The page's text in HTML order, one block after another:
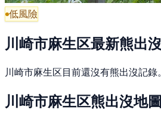
低風險
川崎市麻生区最新熊出
川崎市麻生区目前還沒有熊出沒記錄。
川崎市麻生区熊出沒地圖